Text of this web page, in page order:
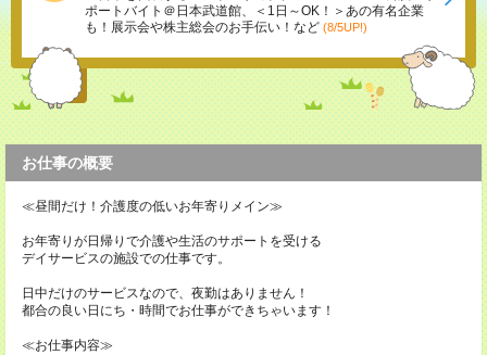
ポートバイト＠日本武道館、＜1日～OK！＞あの有名企業
も！展示会や株主総会のお手伝い！など (8/5UP!)
お仕事の概要
≪昼間だけ！介護度の低いお年寄りメイン≫
お年寄りが日帰りで介護や生活のサポートを受ける
デイサービスの施設での仕事です。
日中だけのサービスなので、夜勤はありません！
都合の良い日にち・時間でお仕事ができちゃいます！
≪お仕事内容≫